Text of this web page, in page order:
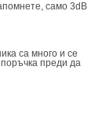
само 3dB
са много и се
преди да